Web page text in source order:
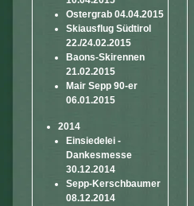
Ostergrab 04.04.2015
Skiausflug Südtirol
22./24.02.2015
Baons-Skirennen
21.02.2015
Mair Sepp 90-er
06.01.2015
2014
Einsiedelei -
Dankesmesse
30.12.2014
Sepp-Kerschbaumer
08.12.2014